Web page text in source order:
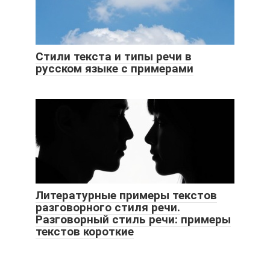
Стили текста и типы речи в
русском языке с примерами
Литературные примеры текстов
разговорного стиля речи.
Разговорный стиль речи: примеры
текстов короткие